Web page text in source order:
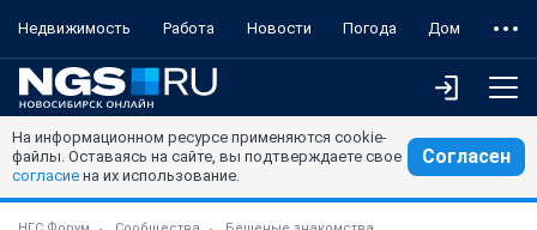
Недвижимость Работа Новости Погода Дом
На информационном ресурсе применяются cookie-
файлы. Оставаясь на сайте, вы подтверждаете свое
согласие на их использование.
Согласен